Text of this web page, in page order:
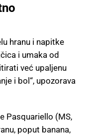
hranu i napitke
i umaka od
već upaljenu
i bol“, upozorava
Pasquariello (MS,
poput banana,